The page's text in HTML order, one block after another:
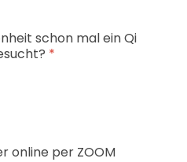
schon mal ein Qi
*
online per ZOOM